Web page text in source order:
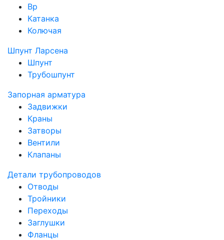
Вр
Катанка
Колючая
Шпунт Ларсена
Шпунт
Трубошпунт
Запорная арматура
Задвижки
Краны
Затворы
Вентили
Клапаны
Детали трубопроводов
Отводы
Тройники
Переходы
Заглушки
Фланцы